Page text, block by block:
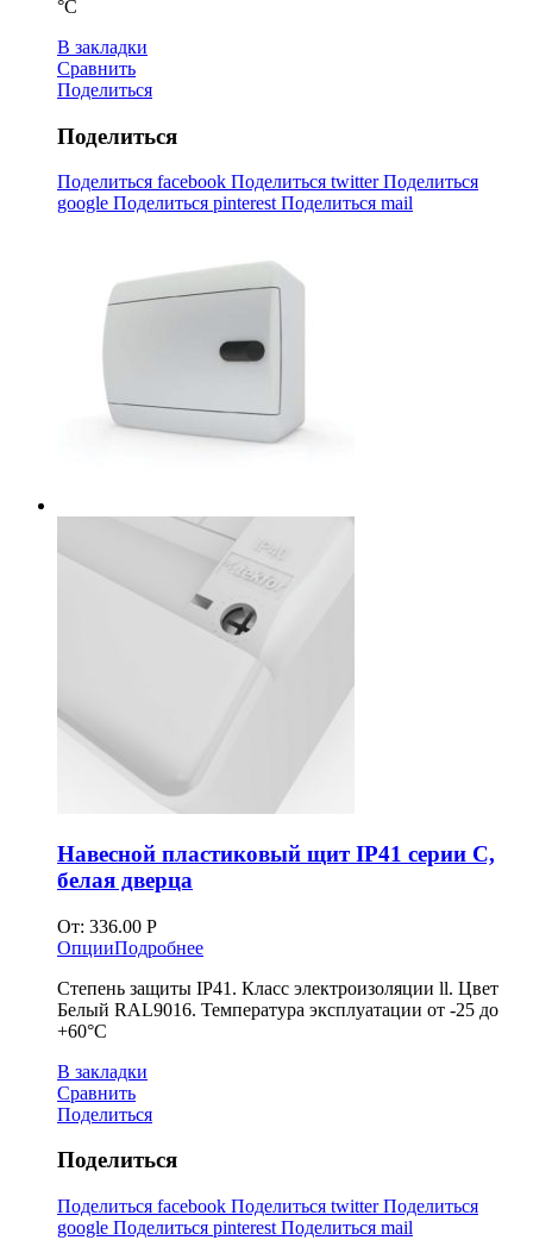
°С
В закладки
Сравнить
Поделиться
Поделиться
Поделиться facebook Поделиться twitterПоделиться
google Поделиться pinterest Поделиться mail
Навесной пластиковый щит IP41 серии C,
белая дверца
От: 336.00 Р
ОпцииПодробнее
Степень защиты IP41. Класс электроизоляции ll. Цвет
Белый RAL9016. Температура эксплуатации от -25 до
+60°С
В закладки
Сравнить
Поделиться
Поделиться
Поделиться facebook Поделиться twitterПоделиться
google Поделиться pinterest Поделиться mail